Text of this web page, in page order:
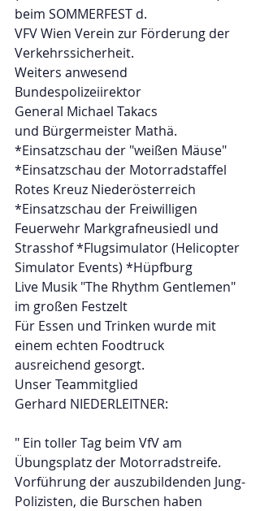
beim SOMMERFEST d.
VFV Wien Verein zur Förderung der
Verkehrssicherheit.
Weiters anwesend
Bundespolizeiirektor
General Michael Takacs
und Bürgermeister Mathä.
*Einsatzschau der "weißen Mäuse"
*Einsatzschau der Motorradstaffel
Rotes Kreuz Niederösterreich
*Einsatzschau der Freiwilligen
Feuerwehr Markgrafneusiedl und
Strasshof *Flugsimulator (Helicopter
Simulator Events) *Hüpfburg
Live Musik "The Rhythm Gentlemen"
im großen Festzelt
Für Essen und Trinken wurde mit
einem echten Foodtruck
ausreichend gesorgt.
Unser Teammitglied
Gerhard NIEDERLEITNER:
" Ein toller Tag beim VfV am
Übungsplatz der Motorradstreife.
Vorführung der auszubildenden Jung-
Polizisten, die Burschen haben